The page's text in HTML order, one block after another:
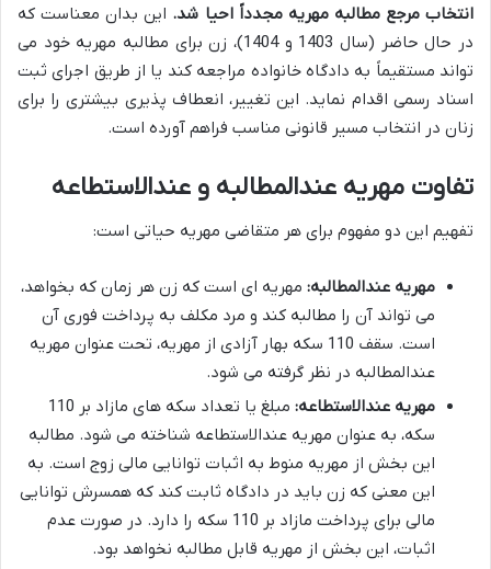
انتخاب مرجع مطالبه مهریه مجدداً احیا شد. این بدان معناست که
در حال حاضر (سال 1403 و 1404)، زن برای مطالبه مهریه خود می
تواند مستقیماً به دادگاه خانواده مراجعه کند یا از طریق اجرای ثبت
اسناد رسمی اقدام نماید. این تغییر، انعطاف پذیری بیشتری را برای
زنان در انتخاب مسیر قانونی مناسب فراهم آورده است.
تفاوت مهریه عندالمطالبه و عندالاستطاعه
تفهیم این دو مفهوم برای هر متقاضی مهریه حیاتی است:
مهریه عندالمطالبه: مهریه ای است که زن هر زمان که بخواهد،
می تواند آن را مطالبه کند و مرد مکلف به پرداخت فوری آن
است. سقف 110 سکه بهار آزادی از مهریه، تحت عنوان مهریه
عندالمطالبه در نظر گرفته می شود.
مهریه عندالاستطاعه:
مبلغ یا تعداد سکه های مازاد بر 110
سکه، به عنوان مهریه عندالاستطاعه شناخته می شود. مطالبه
این بخش از مهریه منوط به اثبات توانایی مالی زوج است. به
این معنی که زن باید در دادگاه ثابت کند که همسرش توانایی
مالی برای پرداخت مازاد بر 110 سکه را دارد. در صورت عدم
اثبات، این بخش از مهریه قابل مطالبه نخواهد بود.